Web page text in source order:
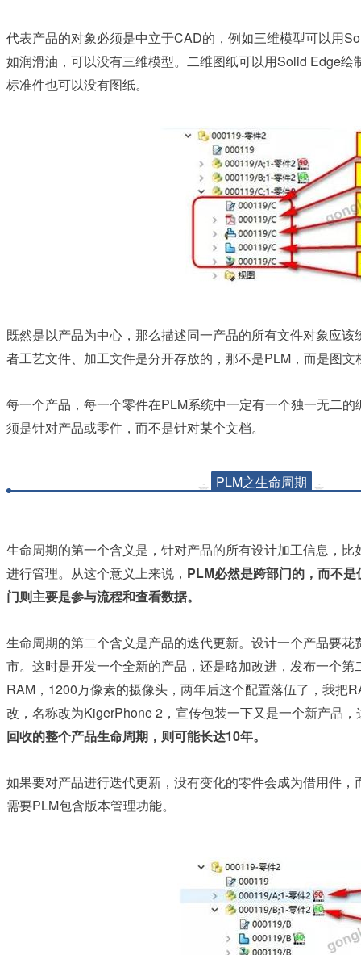
代表产品的对象必须是中立于CAD的，例如三维模型可以用
如润滑油，可以没有三维模型。二维图纸可以用Solid Edge绘
标准件也可以没有图纸。
既然是以产品为中心，那么描述同一产品的所有文件对象应
者工艺文件、加工文件是分开存放的，那不是PLM ，而是图
每一个产品，每一个零件在PLM系统中一定有一个独一无二的
须是针对产品或零件，而不是针对某个文档。
PLM之生命周期
生命周期的第一个含义是，针对产品的所有设计加工信息，
进行管理。从这个意义上来说， PLM必然是跨部门的，而不
门则主要是参与流程和查看数据。
生命周期的第二个含义是产品的迭代更新。设计一个产品要
市。这时是开发一个全新的产品，还是略加改进，发布一个
RAM ， 1200万像素的摄像头，两年后这个配置落伍了，我把
改，名称改为KigerPhone 2 ，宣传包装一下又是一个新产品
回收的整个产品生命周期，则可能长达10年。
如果要对产品进行迭代更新，没有变化的零件会成为借用件
需要PLM包含版本管理功能。